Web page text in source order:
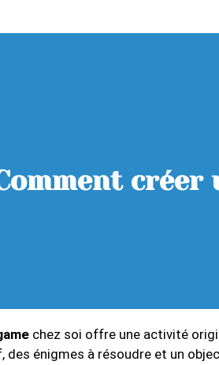
créer
chez soi offre une activité
des énigmes à résoudre et un